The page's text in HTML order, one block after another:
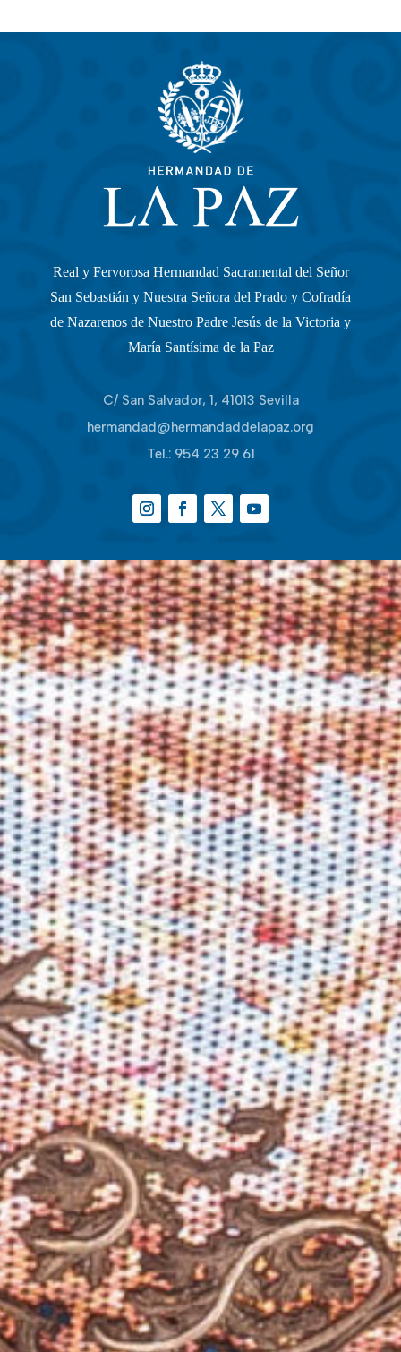
Real y Fervorosa Hermandad Sacramental del Señor
San Sebastián y Nuestra Señora del Prado y Cofradía
de Nazarenos de Nuestro Padre Jesús de la Victoria y
María Santísima de la Paz
C/ San Salvador, 1, 41013 Sevilla
hermandad@hermandaddelapaz.org
Tel.: 954 23 29 61